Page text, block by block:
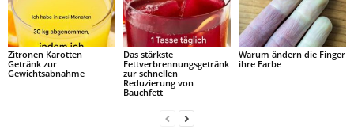
Zitronen Karotten
Getränk zur
Gewichtsabnahme
Das stärkste
Fettverbrennungsgetränk
zur schnellen
Reduzierung von
Bauchfett
Warum ändern die Finger
ihre Farbe